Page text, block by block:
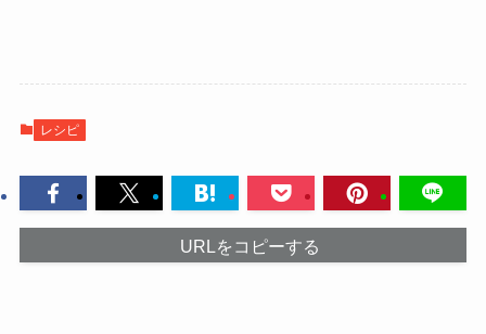
レシピ
URLをコピーする